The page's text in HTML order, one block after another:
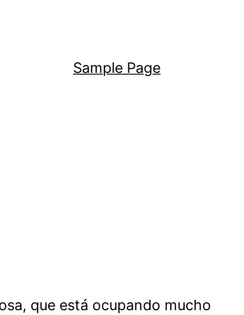
Sample Page
que está ocupando mucho